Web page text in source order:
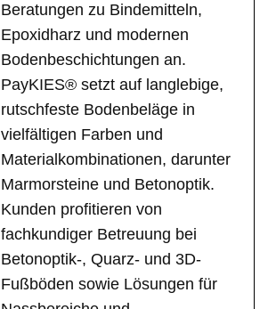
Beratungen zu Bindemitteln,
Epoxidharz und modernen
Bodenbeschichtungen an.
PayKIES® setzt auf langlebige,
rutschfeste Bodenbeläge in
vielfältigen Farben und
Materialkombinationen, darunter
Marmorsteine und Betonoptik.
Kunden profitieren von
fachkundiger Betreuung bei
Betonoptik-, Quarz- und 3D-
Fußböden sowie Lösungen für